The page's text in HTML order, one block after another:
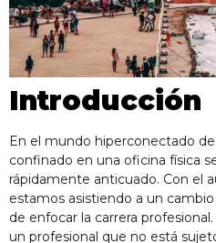
Introducción
En el mundo hiperconectado
confinado en una oficina física
rápidamente anticuado. Con el
estamos asistiendo a un
de enfocar la carrera
un profesional que no está